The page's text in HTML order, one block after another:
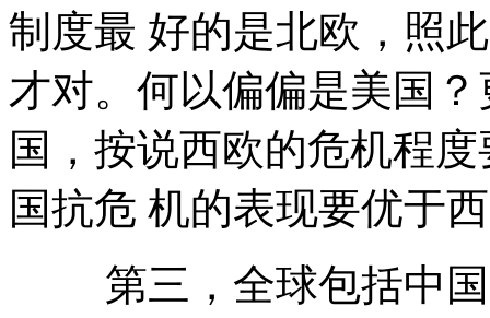
制度最 好的是北欧，照
才对。何以偏偏是美国
国，按说西欧的危机程
国抗危 机的表现要优于
第三，全球包括中国